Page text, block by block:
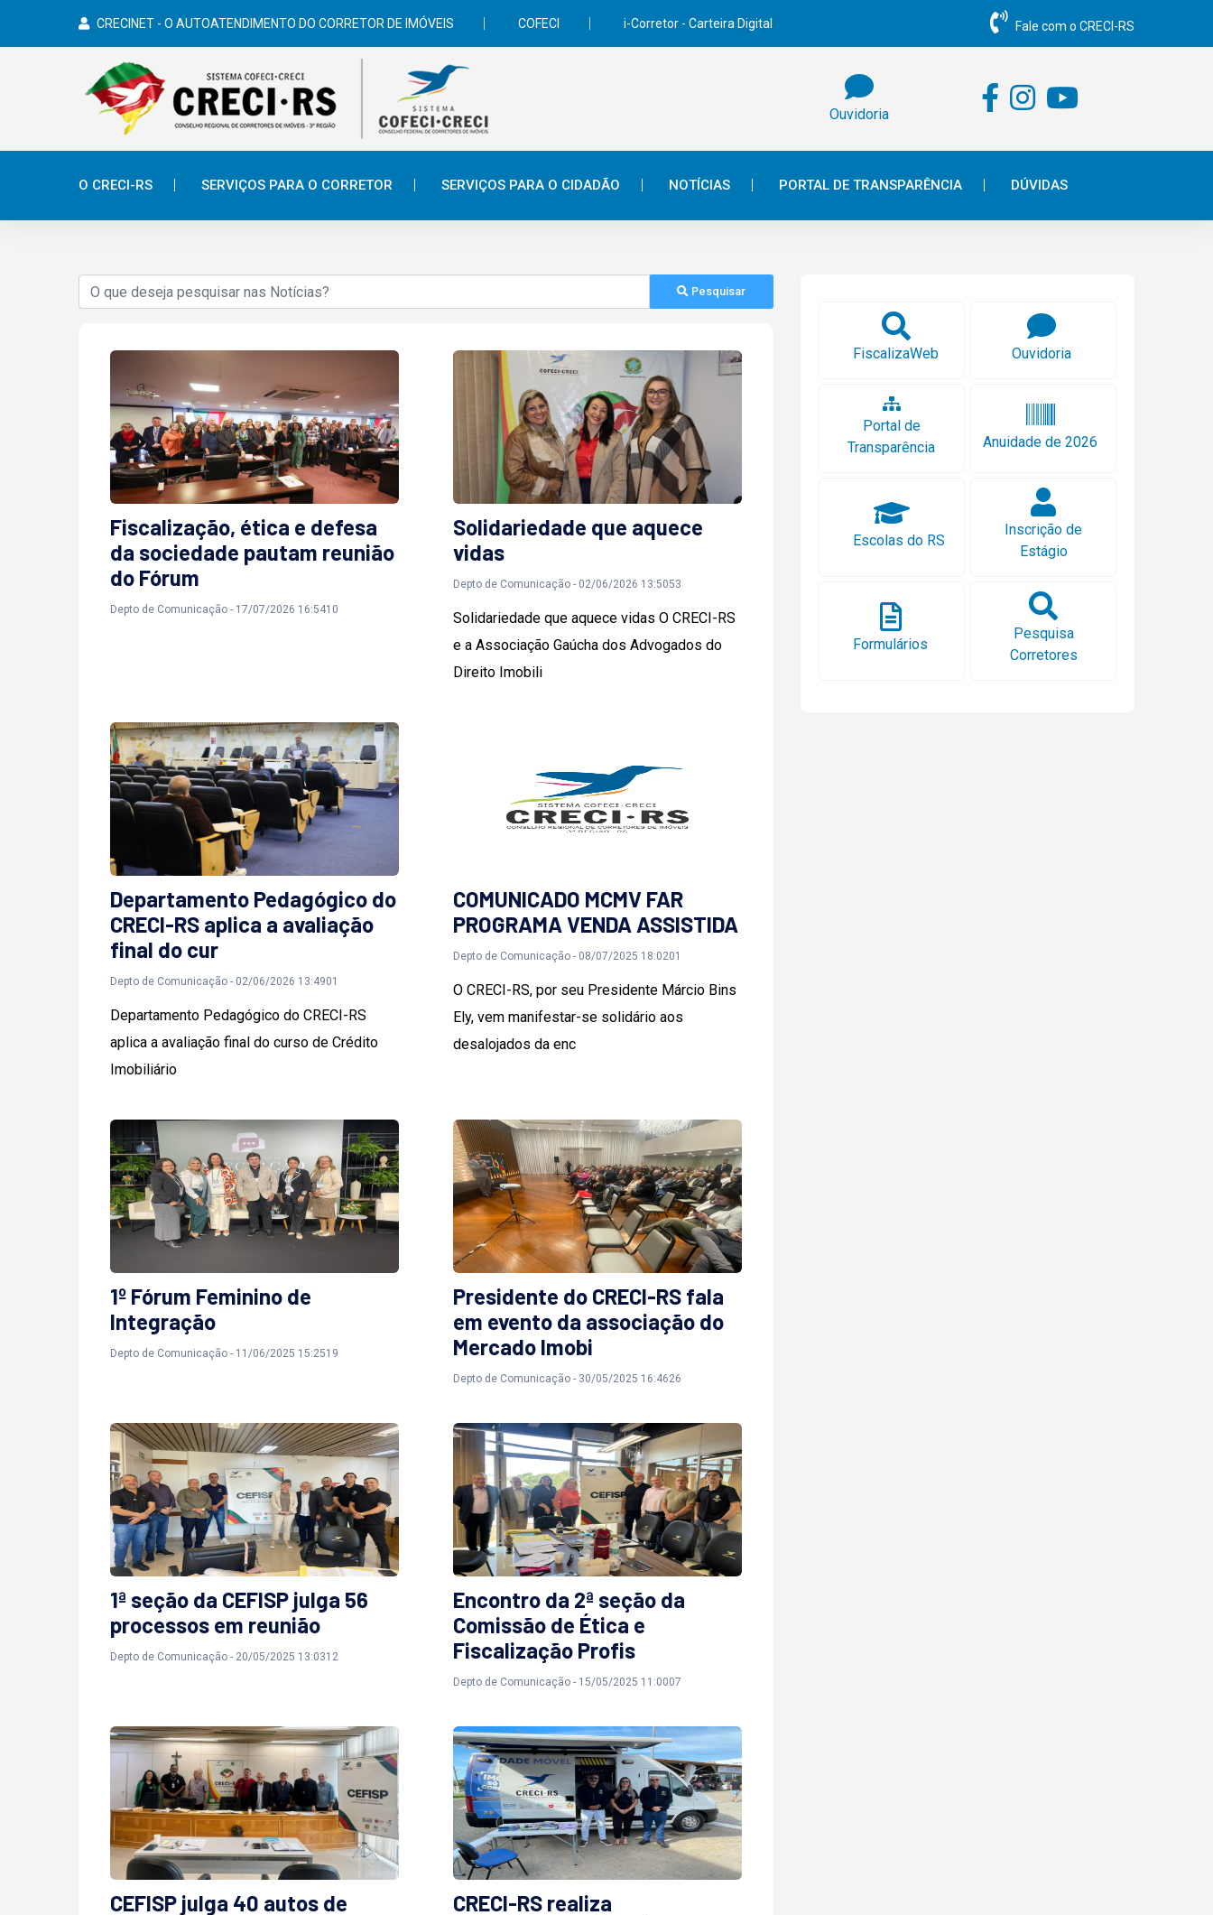
CRECINET - O AUTOATENDIMENTO DO CORRETOR DE IMÓVEIS COFECI i-Corretor - Carteira Digital Fale com o CRECI-RS
Ouvidoria
O CRECI-RS SERVIÇOS PARA O CORRETOR SERVIÇOS PARA O CIDADÃO NOTÍCIAS PORTAL DE TRANSPARÊNCIA DÚVIDAS
Pesquisar
Fiscalização, ética e defesa
da sociedade pautam reunião
do Fórum
Depto de Comunicação - 17/07/2026 16:5410
Solidariedade que aquece
vidas
Depto de Comunicação - 02/06/2026 13:5053
Solidariedade que aquece vidas O CRECI-RS
e a Associação Gaúcha dos Advogados do
Direito Imobili
Departamento Pedagógico do
CRECI-RS aplica a avaliação
final do cur
Depto de Comunicação - 02/06/2026 13:4901
Departamento Pedagógico do CRECI-RS
aplica a avaliação final do curso de Crédito
Imobiliário
COMUNICADO MCMV FAR
PROGRAMA VENDA ASSISTIDA
Depto de Comunicação - 08/07/2025 18:0201
O CRECI-RS, por seu Presidente Márcio Bins
Ely, vem manifestar-se solidário aos
desalojados da enc
1º Fórum Feminino de
Integração
Depto de Comunicação - 11/06/2025 15:2519
Presidente do CRECI-RS fala
em evento da associação do
Mercado Imobi
Depto de Comunicação - 30/05/2025 16:4626
1ª seção da CEFISP julga 56
processos em reunião
Depto de Comunicação - 20/05/2025 13:0312
Encontro da 2ª seção da
Comissão de Ética e
Fiscalização Profis
Depto de Comunicação - 15/05/2025 11:0007
CEFISP julga 40 autos de
CRECI-RS realiza
FiscalizaWeb Ouvidoria
Portal de
Transparência
Anuidade de 2026
Escolas do RS
Inscrição de
Estágio
Formulários
Pesquisa
Corretores